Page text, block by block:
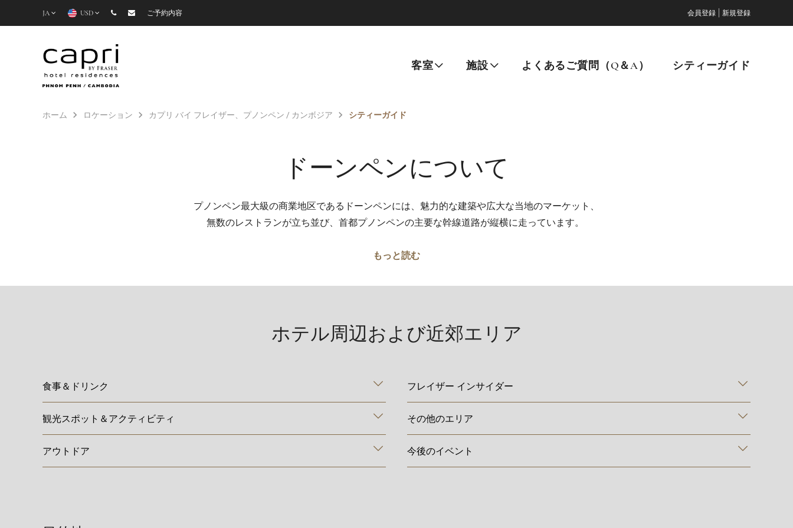
JA USD ご予約内容 会員登録 新規登録
客室 施設 よくあるご質問（Q＆A） シティーガイド
ホーム ロケーション カプリ バイ フレイザー、プノンペン / カンボジア シティーガイド
ドーンペンについて
プノンペン最大級の商業地区であるドーンペンには、魅力的な建築や広大な当地のマーケット、
無数のレストランが立ち並び、首都プノンペンの主要な幹線道路が縦横に走っています。
もっと読む
ホテル周辺および近郊エリア
食事＆ドリンク
観光スポット＆アクティビティ
アウトドア
フレイザー インサイダー
その他のエリア
今後のイベント